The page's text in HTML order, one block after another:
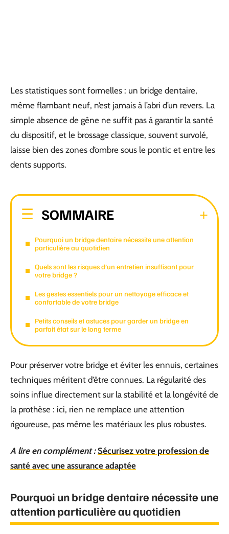
Les statistiques sont formelles : un bridge dentaire,
même flambant neuf, n’est jamais à l’abri d’un revers. La
simple absence de gêne ne suffit pas à garantir la santé
du dispositif, et le brossage classique, souvent survolé,
laisse bien des zones d’ombre sous le pontic et entre les
dents supports.
SOMMAIRE
Pourquoi un bridge dentaire nécessite une attention
particulière au quotidien
Quels sont les risques d’un entretien insuffisant pour
votre bridge ?
Les gestes essentiels pour un nettoyage efficace et
confortable de votre bridge
Petits conseils et astuces pour garder un bridge en
parfait état sur le long terme
Pour préserver votre bridge et éviter les ennuis, certaines
techniques méritent d’être connues. La régularité des
soins influe directement sur la stabilité et la longévité de
la prothèse : ici, rien ne remplace une attention
rigoureuse, pas même les matériaux les plus robustes.
A lire en complément : Sécurisez votre profession de
santé avec une assurance adaptée
Pourquoi un bridge dentaire nécessite une
attention particulière au quotidien